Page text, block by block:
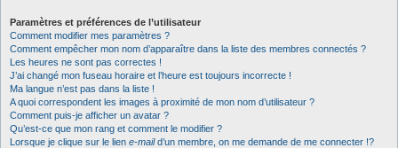
Paramètres et préférences de l’utilisateur
Comment modifier mes paramètres ?
Comment empêcher mon nom d’apparaître dans la liste des membres connectés ?
Les heures ne sont pas correctes !
J’ai changé mon fuseau horaire et l’heure est toujours incorrecte !
Ma langue n’est pas dans la liste !
A quoi correspondent les images à proximité de mon nom d’utilisateur ?
Comment puis-je afficher un avatar ?
Qu’est-ce que mon rang et comment le modifier ?
Lorsque je clique sur le lien e-maild’un membre, on me demande de me connecter !?